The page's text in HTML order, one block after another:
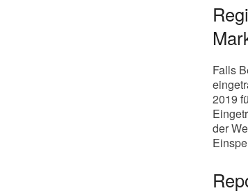
Falls
2019
der